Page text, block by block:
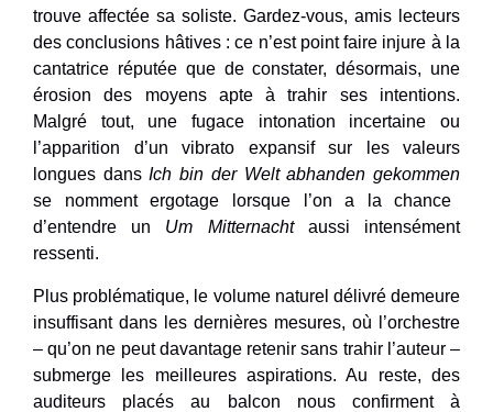
trouve affectée sa soliste. Gardez-vous, amis lecteurs
des conclusions hâtives : ce n’est point faire injure à la
cantatrice réputée que de constater, désormais, une
érosion des moyens apte à trahir ses intentions.
Malgré tout, une fugace intonation incertaine ou
l’apparition d’un vibrato expansif sur les valeurs
longues dansIch bin der Welt abhanden gekommen
se nomment ergotage lorsque l’on a la chance
d’entendre un Um Mitternachtaussi intensément
ressenti.
Plus problématique, le volume naturel délivré demeure
insuffisant dans les dernières mesures, où l’orchestre
– qu’on ne peut davantage retenir sans trahir l’auteur –
submerge les meilleures aspirations. Au reste, des
auditeurs placés au balcon nous confirment à